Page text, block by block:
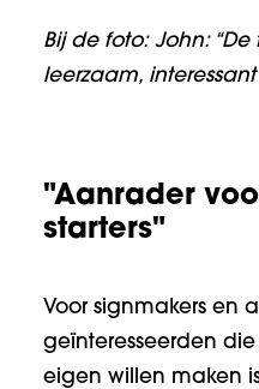
Bij de foto: John:
leerzaam,
"Aanrader
starters"
Voor signmakers en
geïnteresseerden
eigen willen maken